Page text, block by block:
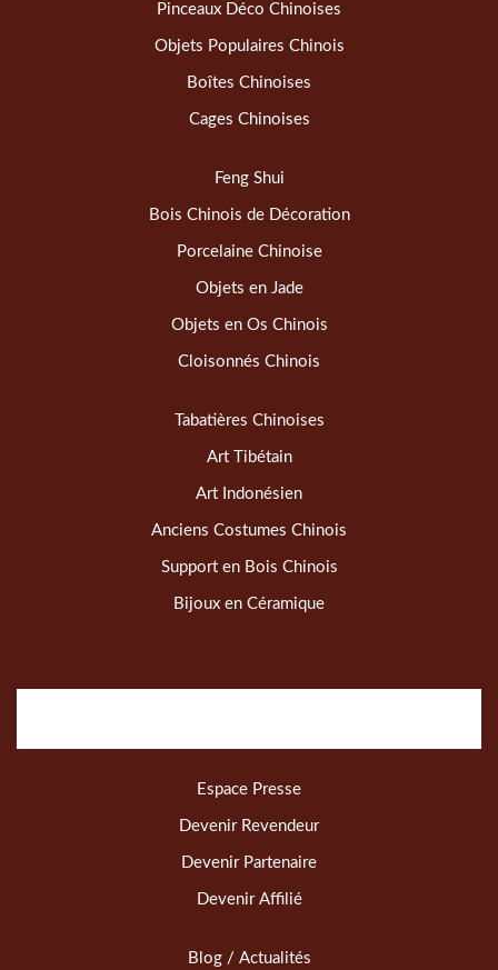
Pinceaux Déco Chinoises
Objets Populaires Chinois
Boîtes Chinoises
Cages Chinoises
Feng Shui
Bois Chinois de Décoration
Porcelaine Chinoise
Objets en Jade
Objets en Os Chinois
Cloisonnés Chinois
Tabatières Chinoises
Art Tibétain
Art Indonésien
Anciens Costumes Chinois
Support en Bois Chinois
Bijoux en Céramique
Espace Presse
Devenir Revendeur
Devenir Partenaire
Devenir Affilié
Blog / Actualités